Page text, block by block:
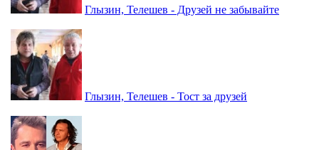
Глызин, Телешев - Друзей не забывайте
Глызин, Телешев - Тост за друзей